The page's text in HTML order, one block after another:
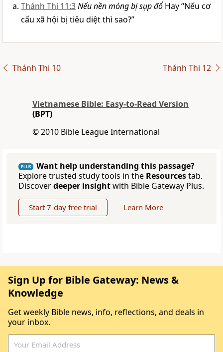
Thánh Thi 11:3Nếu nền móng bị sụp đổHay “Nếu cơ
cấu xã hội bị tiêu diệt thì sao?”
Thánh Thi 10 Thánh Thi 12
Vietnamese Bible: Easy-to-Read Version
(BPT)
© 2010 Bible League International
PLUS
Want help understanding this passage?
Explore trusted study tools in the Resourcestab.
Discoverdeeper insightwith Bible Gateway Plus.
Start 7-day free trial Learn More
Sign Up for Bible Gateway: News &
Knowledge
Get weekly Bible news, info, reflections, and deals in
your inbox.